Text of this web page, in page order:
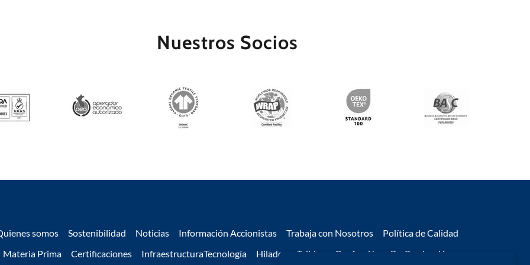
Nuestros Socios
somos Sostenibilidad Noticias Información Accionistas Trabaja con Nosotros
Política de Calidad
Materia Prima
Certificaciones InfraestructuraTecnología Hilados Tejidos Confección PreProducción